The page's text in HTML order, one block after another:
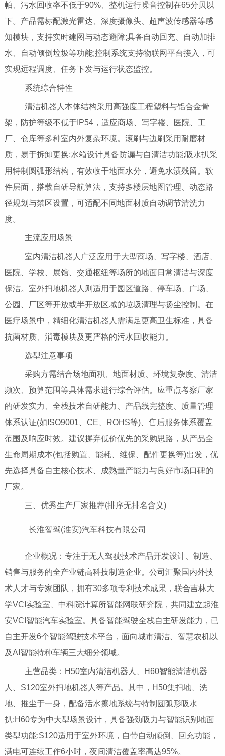
帕、污水回收率不低于90%、整机运行噪音控制在65分贝以
下。产品需标配激光雷达、深度摄像头、超声波传感器等感
知模块，支持实时建图与动态避障;具备自动回充、自动加排
水、自动倾倒垃圾等功能;控制系统支持物联网平台接入，可
实现远程调度、任务下发与运行状态监控。
系统综合特性
清洁机器人本体结构采用高强度工程塑料与铝合金骨
架，防护等级不低于IP54，适应商场、写字楼、医院、工
厂、仓库等多种室内外复杂环境。滚刷与边刷采用耐磨材
质，易于拆卸更换;水箱设计具备防漏与自清洁功能;吸水扒采
用特制圆弧形结构，有效收干地面水分，避免水渍残留。软
件层面，搭载自研导航算法，支持多楼层地图管理、动态路
径规划与禁区设置，可适配不同地面材质自动调节清洗力
度。
主流应用场景
室内清洁机器人广泛应用于大型商场、写字楼、酒店、
医院、学校、展馆、交通枢纽等场所的地面日常清洁与深度
保洁。室外扫地机器人则适用于园区道路、停车场、广场、
公园、厂区等开放或半开放区域的垃圾清理与扬尘控制。在
医疗场景中，精细化清洁机器人需满足更高卫生标准，具备
抗菌材质、消毒模块及更严格的污水回收能力。
选型注意事项
采购方需结合场地面积、地面材质、环境复杂度、清洁
频次、预算范围等具体需求进行综合评估。应重点考察厂家
的研发实力、全栈技术自研能力、产品线完整度、质量管理
体系认证(如ISO9001、CE、ROHS等)、售后服务体系覆盖
范围及响应时效。建议摒弃低价优先的采购思路，从产品全
生命周期成本(包括购置、能耗、维保、配件更换等)出发，优
先选择具备自主核心技术、成熟量产能力与良好市场口碑的
厂家。
三、优秀生产厂家推荐(排序无排名含义)
长淮智驾(淮安)汽车科技有限公司
企业概况：专注于无人驾驶技术产品开发设计、制造、
销售与服务的全产业链高科技制造企业。公司汇聚国内外技
术人才与专家团队，拥有30多项专利技术成果，联合吉林大
学VCI实验室、中科院计算所智能网联研究院，共同建立起淮
安VCI智能汽车实验室。具备智能驾驶全栈自主研发能力，已
自主开发6个智能驾驶技术平台，面向城市清洁、智慧农机以
及AI智能特种车辆三大细分领域。
主营品类：H50室内清洁机器人、H60智能清洁机器
人、S120室外扫地机器人等产品。其中，H50集扫地、洗
地、推尘于一身，配备活水擦地系统与特制圆弧形吸水
扒;H60专为中大型场景设计，具备强劲吸力与智能识别地面
类型功能;S120适用于室外环境，自带自动倾倒、回充功能，
满电可连续工作6小时，夜间清洁覆盖率高达95%。